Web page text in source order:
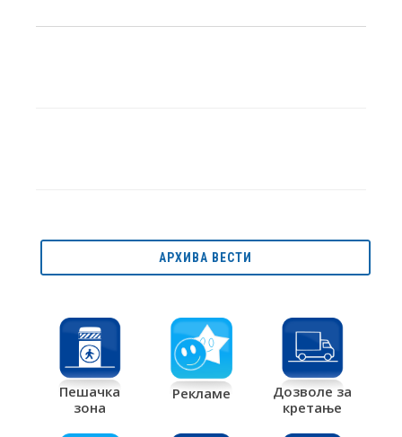
АРХИВА ВЕСТИ
Пешачка
зона
Рекламе
Дозволе за
кретање